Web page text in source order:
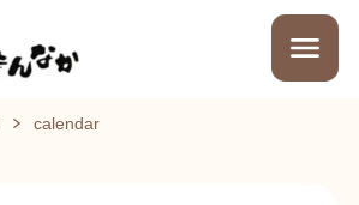
calendar